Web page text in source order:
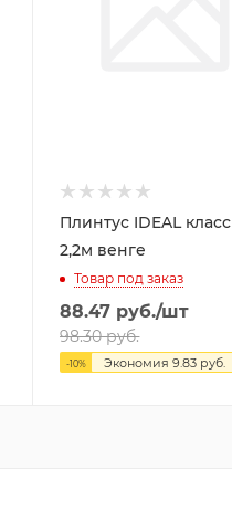
Плинтус IDEAL
2,2м венге
Товар под заказ
88.47 руб./шт
98.30руб.
-10% Экономия9.83 руб.